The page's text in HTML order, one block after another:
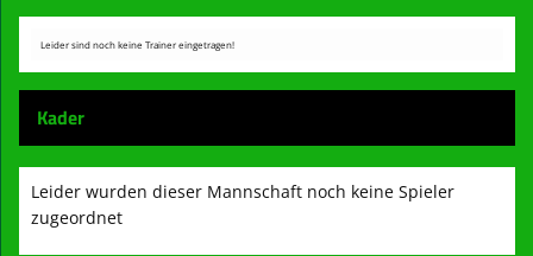
Leider sind noch keine Trainer eingetragen!
Kader
Leider wurden dieser Mannschaft noch keine Spieler
zugeordnet